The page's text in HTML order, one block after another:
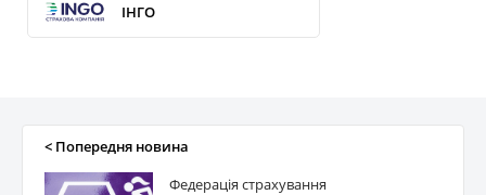
ІНГО
ПЗУ Україна
< Попередня новина
Федерація страхування